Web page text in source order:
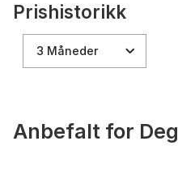
Prishistorikk
3 Måneder
Anbefalt for Deg